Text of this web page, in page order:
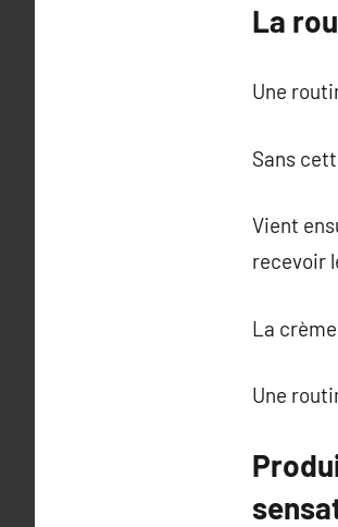
La
Une
Sans
Vient
recevoir
La
Une